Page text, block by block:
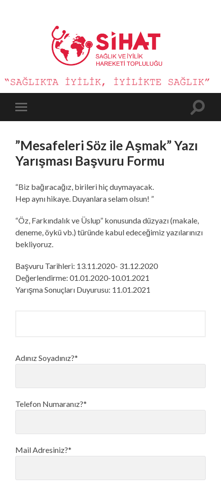
Sağlık
ve
İyilik
mobile
Toggle
”Mesafeleri Söz ile Aşmak” Yazı
Yarışması Başvuru Formu
“Biz bağıracağız, birileri hiç duymayacak.
Hep aynı hikaye. Duyanlara selam olsun! ”
“Öz, Farkındalık ve Üslup” konusunda düzyazı (makale,
deneme, öykü vb.) türünde kabul edeceğimiz yazılarınızı
bekliyoruz.
Başvuru Tarihleri: 13.11.2020- 31.12.2020
Değerlendirme: 01.01.2020-10.01.2021
Yarışma Sonuçları Duyurusu: 11.01.2021
Adınız Soyadınız?*
Telefon Numaranız?*
Mail Adresiniz?*